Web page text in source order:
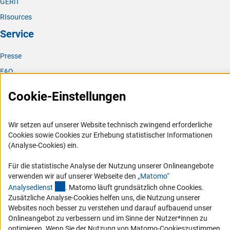
GERiT
RIsources
Service
Presse
FAQ
Logo und Corporate Design
Compliance
Vergabeverfahren
Barrierefreiheit
Service und Informationen für Menschen mit Behinderungen
Erklärung zur Barrierefreiheit
Barriere melden
Cookie-Einstellungen
Wir setzen auf unserer Website technisch zwingend erforderliche
Cookies sowie Cookies zur Erhebung statistischer Informationen
(Analyse-Cookies) ein.
Für die statistische Analyse der Nutzung unserer Onlineangebote
verwenden wir auf unserer Webseite den „Matomo“
Analysedienst (externer Link)
. Matomo läuft grundsätzlich ohne Cookies.
Zusätzliche Analyse-Cookies helfen uns, die Nutzung unserer
Websites noch besser zu verstehen und darauf aufbauend unser
Onlineangebot zu verbessern und im Sinne der Nutzer*innen zu